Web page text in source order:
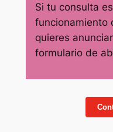
Si tu consulta
funcionamiento
quieres
formulario de